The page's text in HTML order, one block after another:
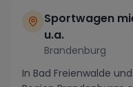
Sportwagen
u.a.
Brandenburg
In Bad Freienwalde